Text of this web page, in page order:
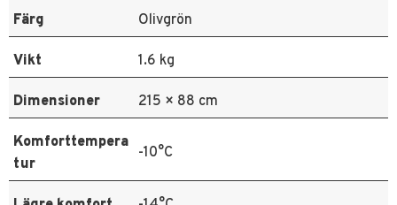
Färg
Olivgrön
Vikt 1.6 kg
Dimensioner 215 × 88 cm
Komforttempera
tur
-10°C